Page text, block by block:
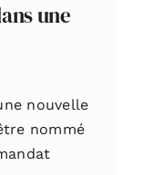
une
nouvelle
nommé